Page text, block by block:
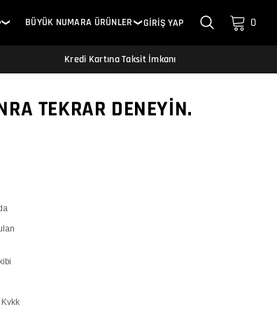
❯ BÜYÜK NUMARA ÜRÜNLER ❯GİRİŞ YAP 0
Kredi Kartına Taksit İmkanı
TEKRAR DENEYIN.